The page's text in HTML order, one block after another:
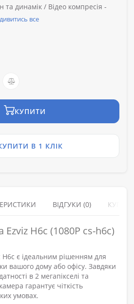
та динамік / Відео компресія -
дивитись все
КУПИТИ
В 1 КЛІК
ВІДГУКИ (0)
Ezviz H6c (1080P cs-h6c)
H6c є ідеальним рішенням для
вашого дому або офісу. Завдяки
в 2 мегапікселі та
гарантує чіткість
умовах.